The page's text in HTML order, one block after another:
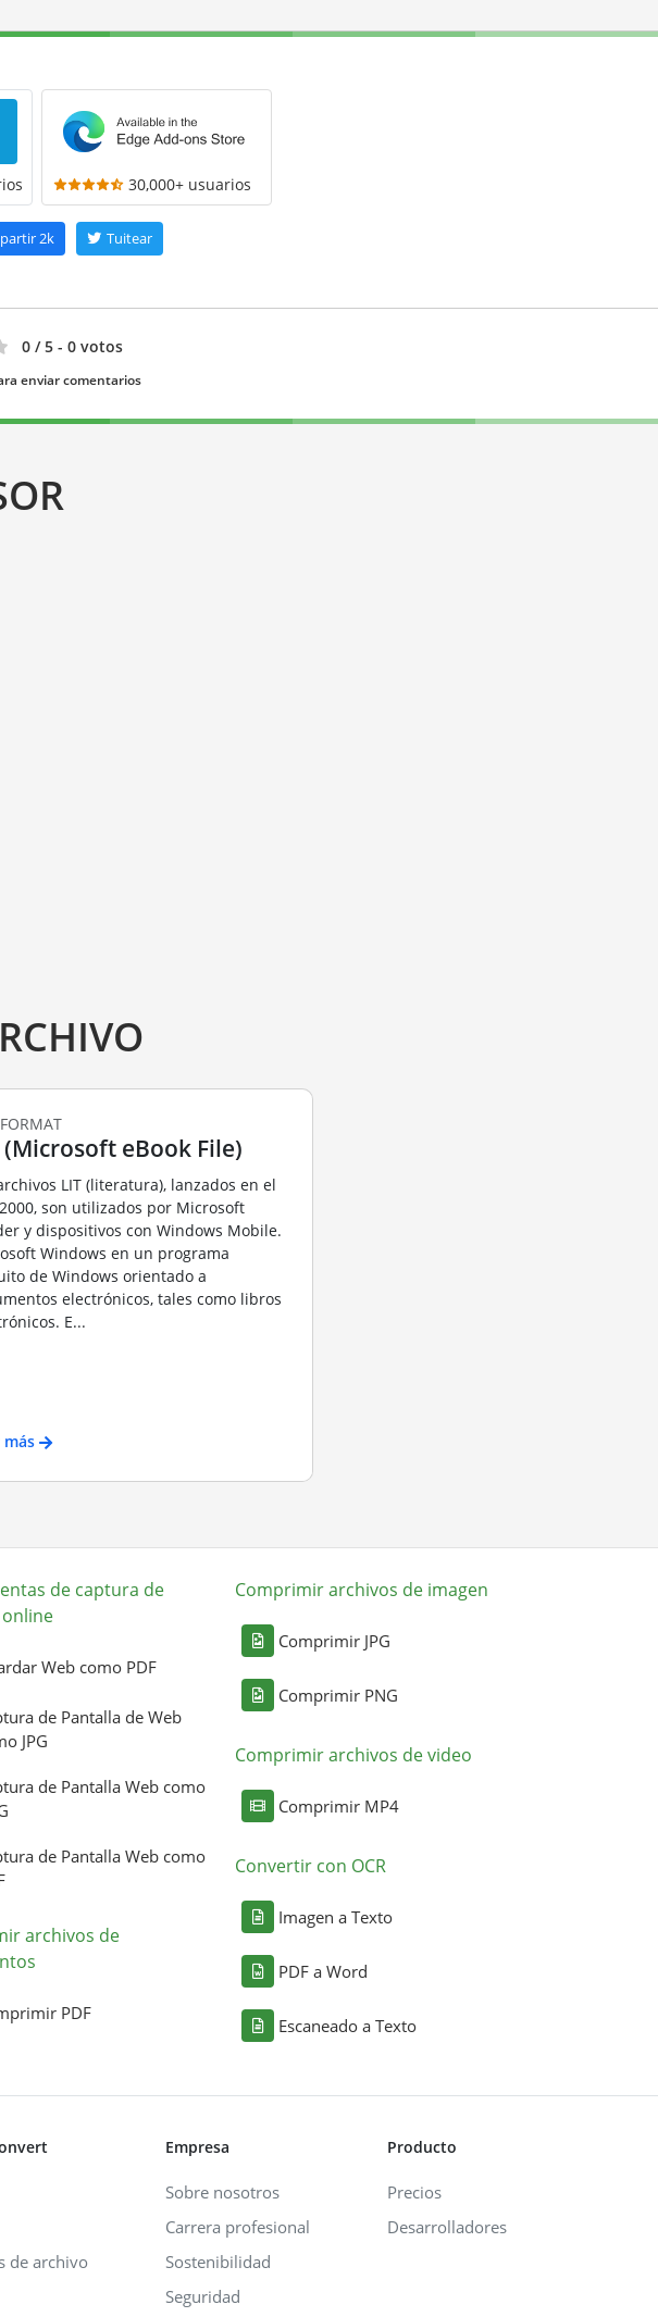
30,000+ usuarios
2k Tuitear
0 / 5 - 0 votos
enviar comentarios
(Microsoft eBook File)
LIT (literatura), lanzados en el
son utilizados por Microsoft
y dispositivos con Windows Mobile.
Windows en un programa
de Windows orientado a
electrónicos, tales como libros
E...
más
de captura de
Web como PDF
de Pantalla de Web
JPG
de Pantalla Web como
de Pantalla Web como
archivos de
PDF
Comprimir archivos de imagen
Comprimir JPG
Comprimir PNG
Comprimir archivos de video
Comprimir MP4
Convertir con OCR
Imagen a Texto
PDF a Word
Escaneado a Texto
de archivo
Empresa
Sobre nosotros
Carrera profesional
Sostenibilidad
Seguridad
Producto
Precios
Desarrolladores